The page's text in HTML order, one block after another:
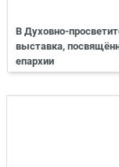
В Духовно-
выставка,
епархии